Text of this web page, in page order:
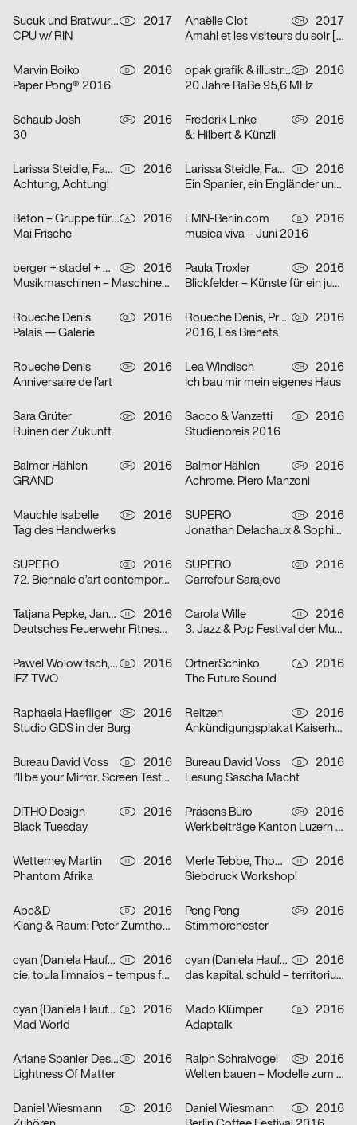
Sucuk und Bratwurst D
2017
CPU w/ RIN
Anaëlle Clot CH
2017
Amahl et les visiteurs du soir [Amahl und die nächtlichen Besucher]
Marvin Boiko D
2016
Paper Pong® 2016
opak grafik & illustration CH
2016
20 Jahre RaBe 95,6 MHz
Schaub Josh CH
2016
30
Frederik Linke CH
2016
&: Hilbert & Künzli
Larissa Steidle, Fabian Krauss D
2016
Achtung, Achtung!
Larissa Steidle, Fabian Krauss D
2016
Ein Spanier, ein Engländer und ein Österreicher…
Beton – Gruppe für Gestaltung A
2016
Mai Frische
LMN-Berlin.com D
2016
musica viva – Juni 2016
berger + stadel + walsh CH
2016
Musikmaschinen – Maschinenmusik
Paula Troxler CH
2016
Blickfelder – Künste für ein junges Publikum
Roueche Denis CH
2016
Palais — Galerie
Roueche Denis, Prune Simon-Vermot CH
2016
2016, Les Brenets
Roueche Denis CH
2016
Anniversaire de l’art
Lea Windisch CH
2016
Ich bau mir mein eigenes Haus
Sara Grüter CH
2016
Ruinen der Zukunft
Sacco & Vanzetti D
2016
Studienpreis 2016
Balmer Hählen CH
2016
GRAND
Balmer Hählen CH
2016
Achrome. Piero Manzoni
Mauchle Isabelle CH
2016
Tag des Handwerks
SUPERO CH
2016
Jonathan Delachaux & Sophie Guyot
SUPERO CH
2016
72. Biennale d’art contemporain
SUPERO CH
2016
Carrefour Sarajevo
Tatjana Pepke, Jan-Christoph Schumm D
2016
Deutsches Feuerwehr Fitness Abzeichen
Carola Wille D
2016
3. Jazz & Pop Festival der Musikhochschule Stuttgart
Pawel Wolowitsch, Markus Lange D
2016
IFZ TWO
OrtnerSchinko A
2016
The Future Sound
Raphaela Haefliger CH
2016
Studio GDS in der Burg
Reitzen D
2016
Ankündigungsplakat Kaiserhalle
Bureau David Voss D
2016
I’ll be your Mirror. Screen Tests von Andy Warhol
Bureau David Voss D
2016
Lesung Sascha Macht
DITHO Design D
2016
Black Tuesday
Präsens Büro CH
2016
Werkbeiträge Kanton Luzern 2016
Wetterney Martin D
2016
Phantom Afrika
Merle Tebbe, Thomas Kühnen D
2016
Siebdruck Workshop!
Abc&D D
2016
Klang & Raum: Peter Zumthor, Karlheinz Müller, Isabel Mundry
Peng Peng CH
2016
Stimmorchester
cyan (Daniela Haufe + Detlef Fiedler) D
2016
cie. toula limnaios – tempus fugit
cyan (Daniela Haufe + Detlef Fiedler) D
2016
das kapital. schuld – territorium – utopie
cyan (Daniela Haufe + Detlef Fiedler) D
2016
Mad World
Mado Klümper D
2016
Adaptalk
Ariane Spanier Design D
2016
Lightness Of Matter
Ralph Schraivogel CH
2016
Welten bauen – Modelle zum Entwerfen, Sammeln, Nachdenken
Daniel Wiesmann D
2016
Daniel Wiesmann D
2016